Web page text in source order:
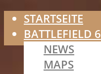
STARTSEITE
BATTLEFIELD 6
NEWS
MAPS